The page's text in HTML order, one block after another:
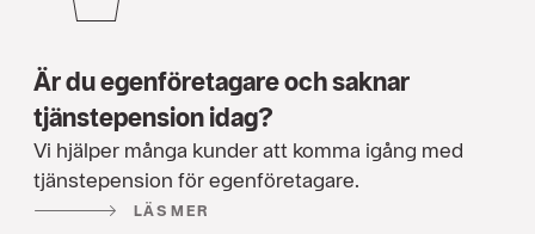
Är du egenföretagare och saknar
tjänstepension idag?
Vi hjälper många kunder att komma igång med
tjänstepension för egenföretagare.
LÄS MER